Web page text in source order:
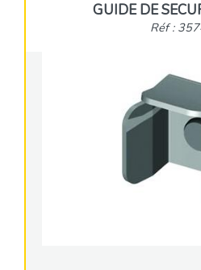
GUIDE DE
Réf :